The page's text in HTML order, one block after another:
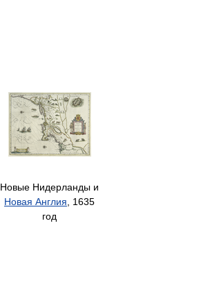
Новые Нидерланды и
Новая Англия , 1635
год